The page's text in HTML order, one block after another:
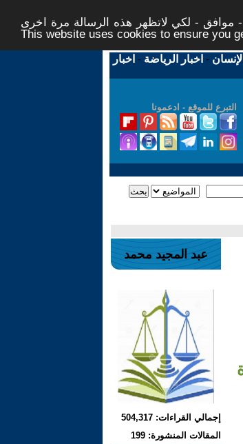
موافق - لكي لاتظهر هذه الرسالة مرة اخرى -
This website uses cookies to ensure you
- اخبار الرياضة - اخبار
التبرع للموقع - ادعمونا
عبد المجيد محمد
إجمالي القراءات: 504,317
المقالات المنشورة: 199